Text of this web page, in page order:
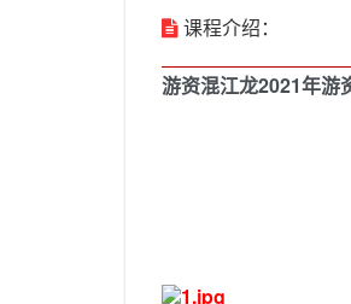
课程介绍：
游资混江龙2021年游